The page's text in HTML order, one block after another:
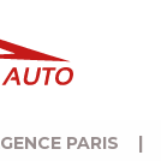
PARIS |